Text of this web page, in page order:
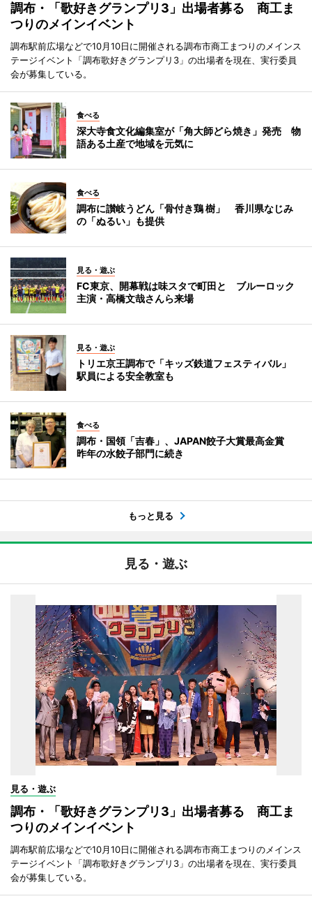
調布・「歌好きグランプリ3」出場者募る 商工ま
つりのメインイベント
調布駅前広場などで10月10日に開催される調布市商工まつりのメインス
テージイベント「調布歌好きグランプリ3」の出場者を現在、実行委員
会が募集している。
食べる
深大寺食文化編集室が「角大師どら焼き」発売 物
語ある土産で地域を元気に
食べる
調布に讃岐うどん「骨付き鶏 樹」 香川県なじみ
の「ぬるい」も提供
見る・遊ぶ
FC東京、開幕戦は味スタで町田と ブルーロック
主演・高橋文哉さんら来場
見る・遊ぶ
トリエ京王調布で「キッズ鉄道フェスティバル」
駅員による安全教室も
食べる
調布・国領「吉春」、JAPAN餃子大賞最高金賞
昨年の水餃子部門に続き
もっと見る
見る・遊ぶ
見る・遊ぶ
調布・「歌好きグランプリ3」出場者募る 商工ま
つりのメインイベント
調布駅前広場などで10月10日に開催される調布市商工まつりのメインス
テージイベント「調布歌好きグランプリ3」の出場者を現在、実行委員
会が募集している。